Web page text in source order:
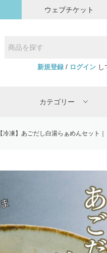
ウェブチケット
新規登録/ ログインし
カテゴリー
【冷凍】あごだし白湯らぁめんセット｜